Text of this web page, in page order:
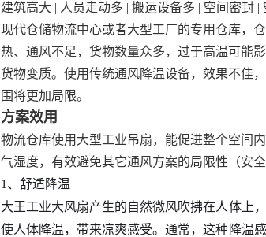
建筑高大 | 人员走动多 | 搬运设备多 | 空间密封 |
现代仓储物流中心或者大型工厂的专用仓库，
热、通风不足，货物数量众多，过于高温可能
货物变质。使用传统通风降温设备，效果不佳
围将更加局限。
方案效用
物流仓库使用 大型工业吊扇，能促进整个空间
气湿度，有效避免其它通风方案的局限性（安
1、舒适降温
大王工业大风扇产生的自然微风吹拂在人体上
使人体降温，带来凉爽感受。通常，这种降温